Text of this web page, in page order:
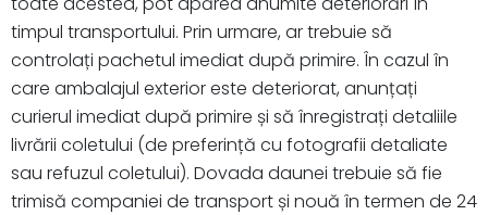
timpul transportului. Prin urmare, ar trebuie să
controlați pachetul imediat după primire. În cazul în
care ambalajul exterior este deteriorat, anunțați
curierul imediat după primire și să înregistrați detaliile
livrării coletului (de preferință cu fotografii detaliate
sau refuzul coletului). Dovada daunei trebuie să fie
trimisă companiei de transport și nouă în termen de 24